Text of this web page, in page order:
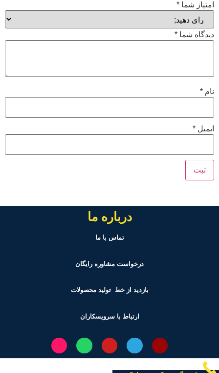
امتیاز شما *
دیدگاه شما *
نام *
ایمیل *
درباره ما
تماس با ما
درخواست مشاوره رایگان
بازدید از خط تولیدمحصولات
ارتباط با سرویسکاران